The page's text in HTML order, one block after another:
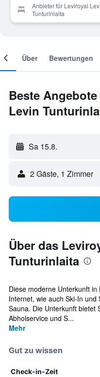
Anbieter für Leviroyal
Tunturinlaita
Über Bewertungen
Beste
Levin
Sa 15.8.
2 Gäste, 1 Zimmer
Über das
Tunturinlaita
Diese moderne Unterkunft
Internet, wie auch Ski-In
Sauna. Die Unterkunft bietet
Abholservice und S...
Mehr
Gut zu wissen
Check-in-Zeit